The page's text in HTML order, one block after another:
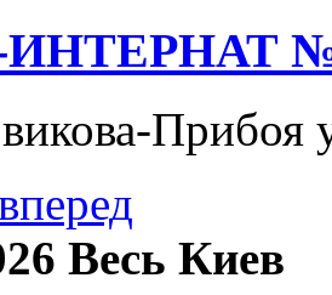
Прибоя
Весь Киев